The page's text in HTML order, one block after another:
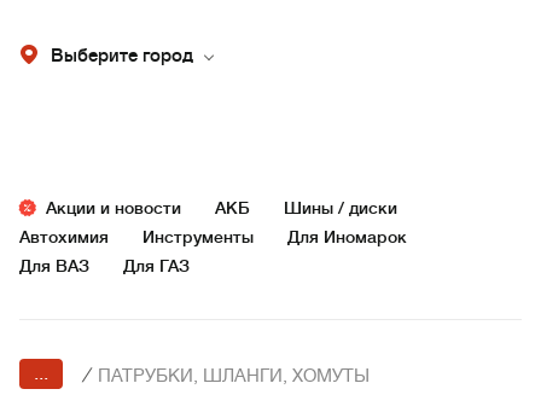
Выберите город
Акции и новости АКБ
Шины / диски
Автохимия
Инструменты
Для Иномарок
Для ВАЗ
Для ГАЗ
... / ПАТРУБКИ, ШЛАНГИ, ХОМУТЫ